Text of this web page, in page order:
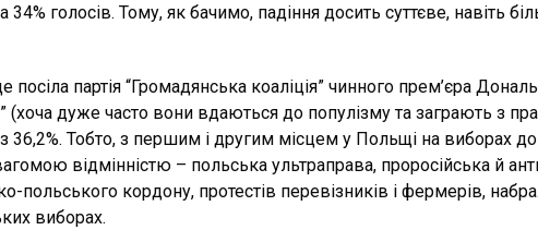
голосів. Тому, як бачимо, падіння досить суттєве, навіть
посіла партія “Громадянська коаліція” чинного прем’єра
(хоча дуже часто вони вдаються до популізму та заграють з
36,2%. Тобто, з першим і другим місцем у Польщі на виборах
відмінністю – польська ультраправа, проросійська й
польського кордону, протестів перевізників і фермерів,
виборах.